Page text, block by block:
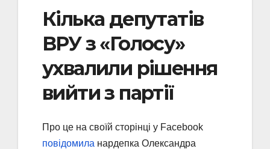
Кілька депутатів
ВРУ з «Голосу»
ухвалили рішення
вийти з партії
Про це на своїй сторінці у Facebook
повідомила нардепка Олександра